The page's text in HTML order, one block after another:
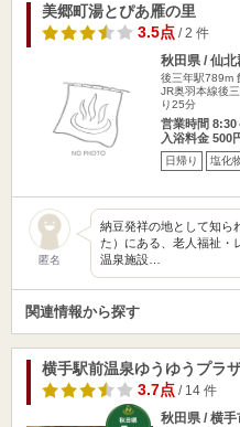
美郷町湯とぴあ雁の里
3.5点/ 2 件
秋田県 / 仙
後三年駅789m
JR奥羽本線後
り25分
営業時間 8:30
入浴料金 500
日帰り 塩化
匿名
納豆発祥の地として知ら
た）にある、老人福祉・
温泉施設…
関連情報から探す
横手駅前温泉ゆうゆうプラ
3.7点/ 14 件
秋田県 / 横